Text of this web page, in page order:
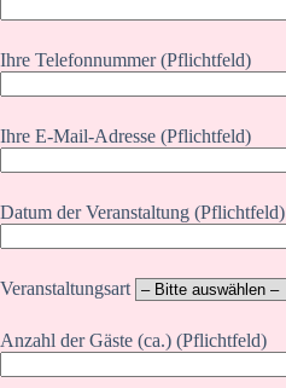
Ihre Telefonnummer (Pflichtfeld)
Ihre E-Mail-Adresse (Pflichtfeld)
Datum der Veranstaltung (Pflichtfeld)
Veranstaltungsart
Anzahl der Gäste (ca.) (Pflichtfeld)